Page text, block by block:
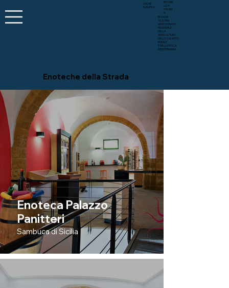
UNIONE
EUROPEA
REPUBB
LICA
ITALIAN
A
REGIONE
SICILIANA
ASSESSORATO
REGIONALE
DELLA
AGRICOLTURA
DELLO SVILUPPO
RURALE
E DELLA PESCA
MEDITERRANEA
Enoteche della Strada
Enoteca Palazzo
Panitteri
Sambuca di Sicilia